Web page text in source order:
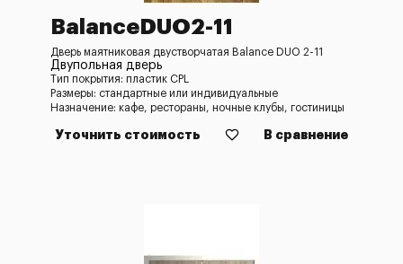
BalanceDUO2-11
Дверь маятниковая двустворчатая Balance DUO 2-11
Двупольная дверь
Тип покрытия: пластик CPL
Размеры: стандартные или индивидуальные
Назначение: кафе, рестораны, ночные клубы, гостиницы
Уточнить стоимость В сравнение